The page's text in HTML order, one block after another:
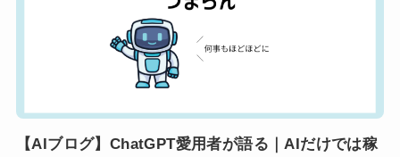
【AIブログ】ChatGPT愛用者が語る｜AIだけでは稼